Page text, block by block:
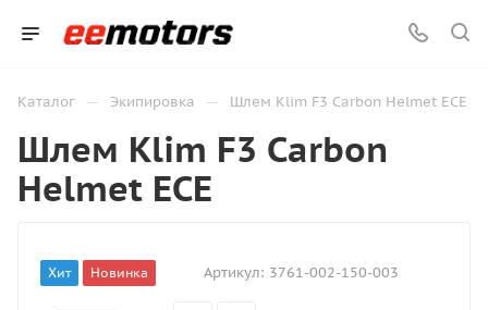
Каталог — Экипировка — Шлем Klim F3 Carbon Helmet ECE
Шлем Klim F3 Carbon
Helmet ECE
Хит Новинка Артикул: 3761-002-150-003